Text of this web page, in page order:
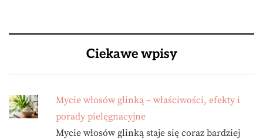
Ciekawe wpisy
Mycie włosów glinką – właściwości, efekty i
porady pielęgnacyjne
Mycie włosów glinką staje się coraz bardziej